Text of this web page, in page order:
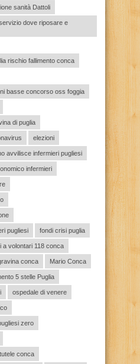
sanità Dattoli
dove riposare e
rischio fallimento conca
basse concorso oss foggia
di puglia
elezioni
avvilisce infermieri pugliesi
infermieri
pugliesi fondi crisi puglia
a volontari 118 conca
conca Mario Conca
5 stelle Puglia
ospedale di venere
zero
conca